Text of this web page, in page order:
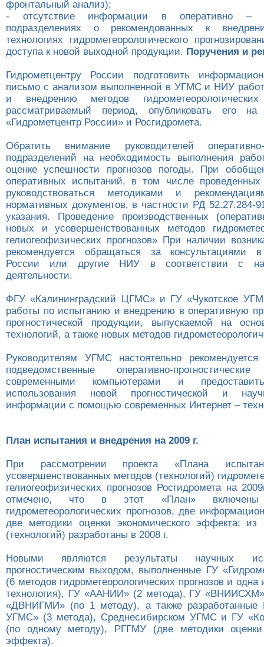
фронтальный анализ);
- отсутствие информации в оперативно –
подразделениях о рекомендованных к
технологиях гидрометеорологического
доступа к новой выходной продукции. Поручения и
Гидрометцентру России подготовить
письмо с анализом выполненной в УГМС и НИУ
и внедрению методов
рассматриваемый период, опубликовать его
«Гидрометцентр России» и Росгидромета.
Обратить внимание руководителей оперативно-
подразделений на необходимость выполнения
оценке успешности прогнозов погоды. При
оперативных испытаний, в том числе проведенных
руководствоваться методиками и
нормативных документов, в частности РД 52.27.284-
указания. Проведение производственных
новых и усовершенствованных методов
гелиогеофизических прогнозов» При наличии
рекомендуется обращаться за консультациями в
России или другие НИУ в соответствии с
деятельности.
ФГУ «Калининградский ЦГМС» и ГУ «Чукотское
работы по испытанию и внедрению в оперативную
прогностической продукции, выпускаемой на
технологий, а также новых методов
Руководителям УГМС настоятельно рекомендуется
подведомственные оперативно-
современными компьютерами и
использования новой прогностической и
информации с помощью современных Интернет –
План испытания и внедрения на 2009 г.
При рассмотрении проекта «Плана
усовершенствованных методов (технологий)
гелиогеофизических прогнозов Росгидромета на
отмечено, что в этот «План»
гидрометеорологических прогнозов, две
две методики оценки экономического эффекта;
(технологий) разработаны в 2008 г.
Новыми являются результаты научных
прогностическим выходом, выполненные ГУ
(6 методов гидрометеорологических прогнозов и
технология), ГУ «ААНИИ» (2 метода), ГУ
«ДВНИГМИ» (по 1 методу), а также разработанные
УГМС» (3 метода), Среднесибирском УГМС и ГУ
(по одному методу), РГГМУ (две методики оценки
эффекта).